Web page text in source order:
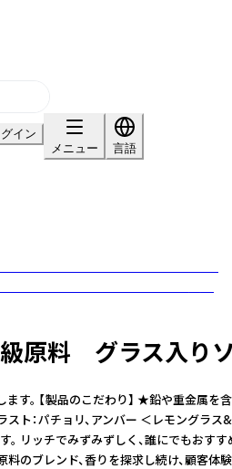
イン
メニュー
言語
料 グラス入り
。 【製品のこだわり】 ★鉛や
チョリ、アンバー ＜レモン
チでみずみずしく、誰にで
ブレンド、香りを探求し続け、顧